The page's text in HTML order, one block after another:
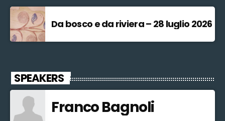
Da bosco e da riviera – 28 luglio 2026
SPEAKERS
Franco Bagnoli